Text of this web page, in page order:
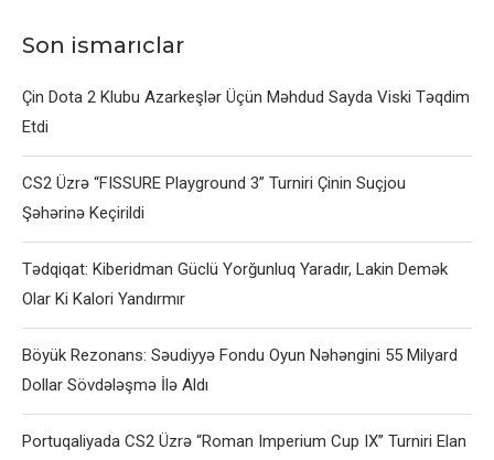
Son ismarıclar
Çin Dota 2 Klubu Azarkeşlər Üçün Məhdud Sayda Viski Təqdim
Etdi
CS2 Üzrə “FISSURE Playground 3” Turniri Çinin Suçjou
Şəhərinə Keçirildi
Tədqiqat: Kiberidman Güclü Yorğunluq Yaradır, Lakin Demək
Olar Ki Kalori Yandırmır
Böyük Rezonans: Səudiyyə Fondu Oyun Nəhəngini 55 Milyard
Dollar Sövdələşmə İlə Aldı
Portuqaliyada CS2 Üzrə “Roman Imperium Cup IX” Turniri Elan